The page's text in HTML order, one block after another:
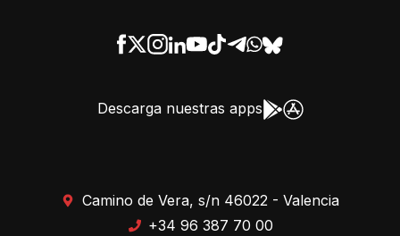
Descarga nuestras apps
Camino de Vera, s/n 46022 - Valencia
+34 96 387 70 00